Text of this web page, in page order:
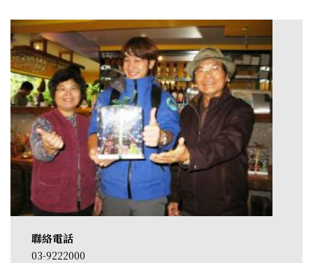
聯絡電話
03-9222000